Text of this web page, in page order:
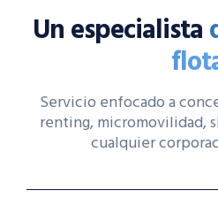
Un especialista
Servicio enfocado a
renting, micromovilidad,
cualquier